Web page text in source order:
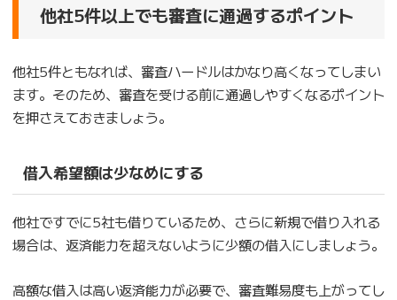
他社5件以上でも審査に通過するポイント
他社5件ともなれば、審査ハードルはかなり高くなってしまい
ます。そのため、審査を受ける前に通過しやすくなるポイント
を押さえておきましょう。
借入希望額は少なめにする
他社ですでに5社も借りているため、さらに新規で借り入れる
場合は、返済能力を超えないように少額の借入にしましょう。
高額な借入は高い返済能力が必要で、審査難易度も上がってし